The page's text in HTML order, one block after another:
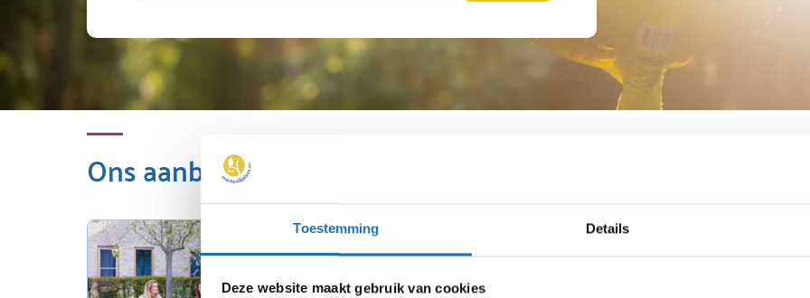
Toestemming Details
Deze website maakt gebruik van cookies
Ons aanbod voor jou